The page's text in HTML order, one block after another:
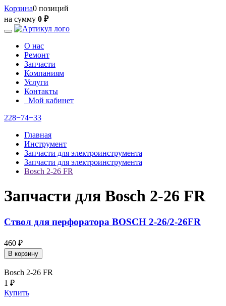
Корзина0 позиций
на сумму 0 ₽
О нас
Ремонт
Запчасти
Компаниям
Услуги
Контакты
Мой кабинет
228−74−33
Главная
Инструмент
Запчасти для электроинструмента
Запчасти для электроинструмента
Bosch 2-26 FR
Запчасти для Bosch 2-26 FR
Ствол для перфоратора BOSCH 2-26/2-26FR
460 ₽
В корзину
Bosch 2-26 FR
1 ₽
Купить